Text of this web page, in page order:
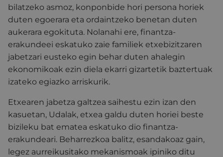
bilatzeko asmoz, konponbide hori persona horiek
duten egoerara eta ordaintzeko benetan duten
aukerara egokituta. Nolanahi ere, finantza-
erakundeei eskatuko zaie familiek etxebizitzaren
jabetzari eusteko egin behar duten ahalegin
ekonomikoak ezin diela ekarri gizartetik baztertuak
izateko egiazko arriskurik.
Etxearen jabetza galtzea saihestu ezin izan den
kasuetan, Udalak, etxea galdu duten horiei beste
bizileku bat ematea eskatuko dio finantza-
erakundeari. Beharrezkoa balitz, esandakoaz gain,
legez aurreikusitako mekanismoak ipiniko ditu